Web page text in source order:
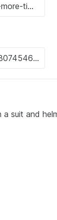
and